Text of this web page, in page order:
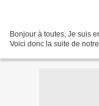
Bonjour à toutes, Je suis
Voici donc la suite de